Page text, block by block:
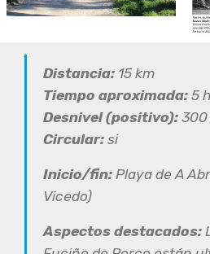
Distancia: 15 km
Tiempo aproximada: 5 h
Desnivel (positivo): 300
Circular: si
Inicio/fin: Playa de A
Vicedo)
Aspectos destacados: